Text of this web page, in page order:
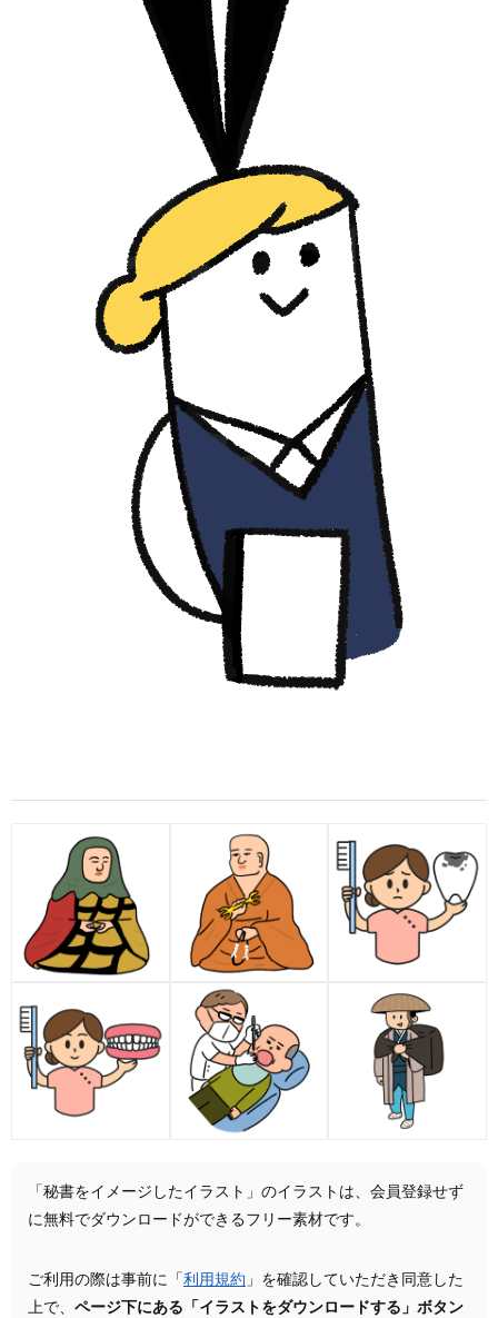
「秘書をイメージしたイラスト」のイラストは、会員登録せず
に無料でダウンロードができるフリー素材です。
ご利用の際は事前に「 利用規約 」を確認していただき同意した
上で、 ページ下にある「イラストをダウンロードする」ボタン